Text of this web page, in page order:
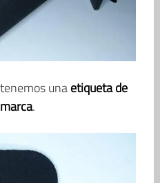
unaetiqueta de
.